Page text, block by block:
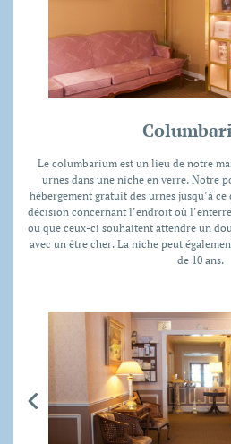
Le columbarium est un lieu de notre
urnes dans une niche en verre. Notre
hébergement gratuit des urnes jusqu’à
décision concernant l’endroit où
ou que ceux-ci souhaitent attendre un
avec un être cher. La niche peut
de 10 ans.